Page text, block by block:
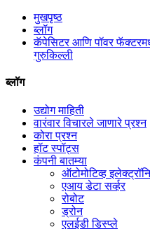
मुखपृष्ठ
ब्लॉग
कॅपेसिटर आणि पॉवर
गुरुकिल्ली
ब्लॉग
उद्योग माहिती
वारंवार विचारले जाणारे प्रश्न
कोरा प्रश्न
हॉट स्पॉट्स
कंपनी बातम्या
ऑटोमोटिव्ह
एआय डेटा सर्व्हर
रोबोट
ड्रोन
एलईडी डिस्प्ले